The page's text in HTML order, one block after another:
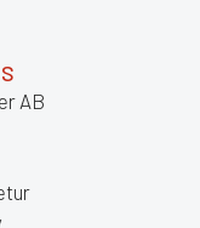
AB